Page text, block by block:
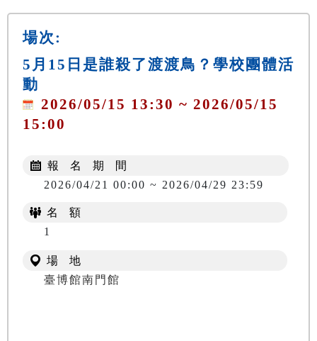
場次:
5月15日是誰殺了渡渡鳥？學校團體活
動
2026/05/15 13:30 ~ 2026/05/15
15:00
報 名 期 間
2026/04/21 00:00 ~ 2026/04/29 23:59
名 額
1
場 地
臺博館南門館